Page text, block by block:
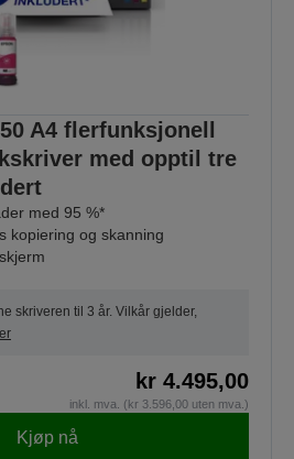
A4 flerfunksjonell
med opptil tre
med 95 %*
kopiering og skanning
skriveren til 3 år. Vilkår gjelder,
kr 4.495,00
inkl. mva. (kr 3.596,00 uten mva.)
Kjøp nå